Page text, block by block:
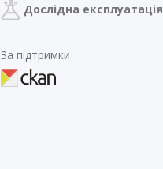
Дослідна експлуатація
За підтримки